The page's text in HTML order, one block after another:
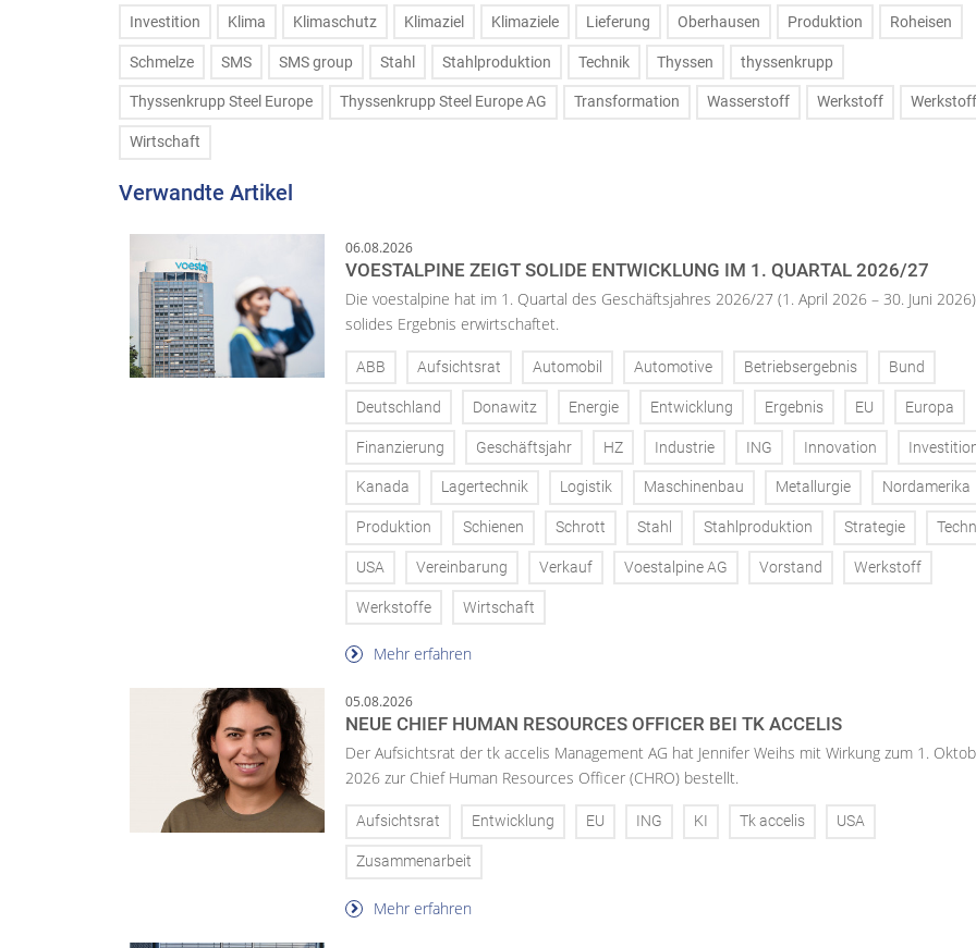
Investition Klima Klimaschutz Klimaziel Klimaziele Lieferung Oberhausen Produktion Roheisen
Schmelze SMS SMS group Stahl Stahlproduktion Technik Thyssen thyssenkrupp
Thyssenkrupp Steel Europe Thyssenkrupp Steel Europe AG Transformation Wasserstoff Werkstoff
Wirtschaft
Verwandte Artikel
06.08.2026
VOESTALPINE ZEIGT SOLIDE ENTWICKLUNG IM 1. QUARTAL 2026/27
Die voestalpine hat im 1. Quartal des Geschäftsjahres 2026/27 (1. April 2026 – 30. Juni
solides Ergebnis erwirtschaftet.
ABB Aufsichtsrat Automobil Automotive Betriebsergebnis Bund
Deutschland Donawitz Energie Entwicklung Ergebnis EU Europa
Finanzierung Geschäftsjahr HZ Industrie ING Innovation
Kanada Lagertechnik Logistik Maschinenbau Metallurgie Nordamerika
Produktion Schienen Schrott Stahl Stahlproduktion Strategie
USA Vereinbarung Verkauf Voestalpine AG Vorstand Werkstoff
Werkstoffe Wirtschaft
Mehr erfahren
05.08.2026
NEUE CHIEF HUMAN RESOURCES OFFICER BEI TK ACCELIS
Der Aufsichtsrat der tk accelis Management AG hat Jennifer Weihs mit Wirkung zum 1.
2026 zur Chief Human Resources Officer (CHRO) bestellt.
Aufsichtsrat Entwicklung EU ING KI Tk accelis USA
Zusammenarbeit
Mehr erfahren